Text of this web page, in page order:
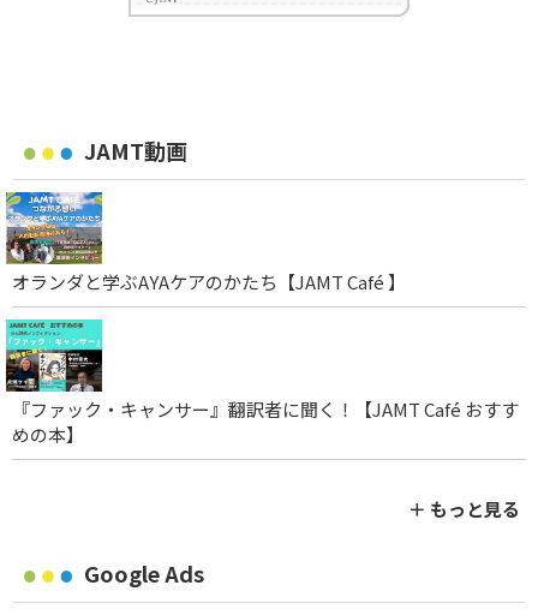
JAMT動画
オランダと学ぶAYAケアのかたち【JAMT Café 】
『ファック・キャンサー』翻訳者に聞く！【JAMT Café おすす
めの本】
＋ もっと見る
Google Ads